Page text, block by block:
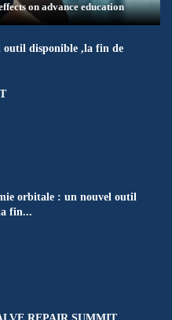
on advance education
outil disponible ,la fin de
orbitale : un nouvel outil
fin...